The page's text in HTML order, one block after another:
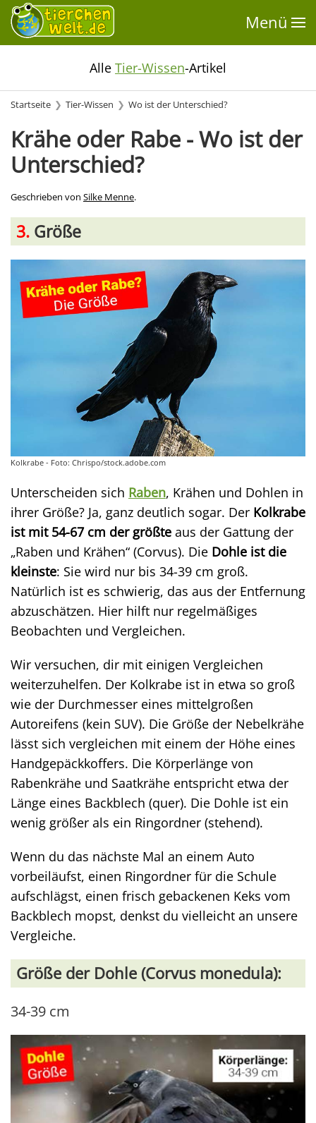
Menü
Alle Tier-Wissen-Artikel
Startseite Tier-Wissen Wo ist der Unterschied?
Krähe oder Rabe - Wo ist der
Unterschied?
Geschrieben von Silke Menne.
3. Größe
Kolkrabe - Foto: Chrispo/stock.adobe.com
Unterscheiden sich Raben, Krähen und Dohlen in
ihrer Größe? Ja, ganz deutlich sogar. Der Kolkrabe
ist mit 54-67 cm der größte aus der Gattung der
„Raben und Krähen“ (Corvus). Die Dohle ist die
kleinste: Sie wird nur bis 34-39 cm groß.
Natürlich ist es schwierig, das aus der Entfernung
abzuschätzen. Hier hilft nur regelmäßiges
Beobachten und Vergleichen.
Wir versuchen, dir mit einigen Vergleichen
weiterzuhelfen. Der Kolkrabe ist in etwa so groß
wie der Durchmesser eines mittelgroßen
Autoreifens (kein SUV). Die Größe der Nebelkrähe
lässt sich vergleichen mit einem der Höhe eines
Handgepäckkoffers. Die Körperlänge von
Rabenkrähe und Saatkrähe entspricht etwa der
Länge eines Backblech (quer). Die Dohle ist ein
wenig größer als ein Ringordner (stehend).
Wenn du das nächste Mal an einem Auto
vorbeiläufst, einen Ringordner für die Schule
aufschlägst, einen frisch gebackenen Keks vom
Backblech mopst, denkst du vielleicht an unsere
Vergleiche.
Größe der Dohle (Corvus monedula):
34-39 cm